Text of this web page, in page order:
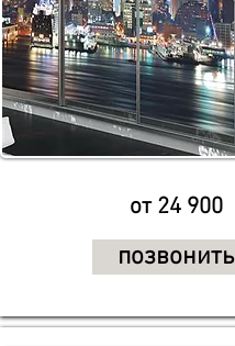
от 24 900
позвонить